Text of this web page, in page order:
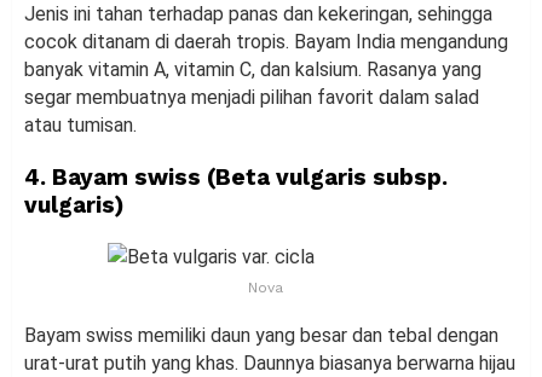
Jenis ini tahan terhadap panas dan kekeringan, sehingga
cocok ditanam di daerah tropis. Bayam India mengandung
banyak vitamin A, vitamin C, dan kalsium. Rasanya yang
segar membuatnya menjadi pilihan favorit dalam salad
atau tumisan.
4. Bayam swiss (Beta vulgaris subsp.
vulgaris)
Nova
Bayam swiss memiliki daun yang besar dan tebal dengan
urat-urat putih yang khas. Daunnya biasanya berwarna hijau